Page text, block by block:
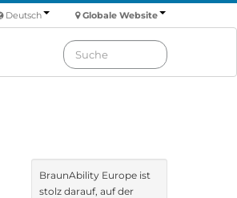
Globale Website
Deutsch
BraunAbility Europe ist
stolz darauf, auf der